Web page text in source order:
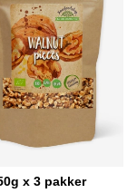
x 3 pakker